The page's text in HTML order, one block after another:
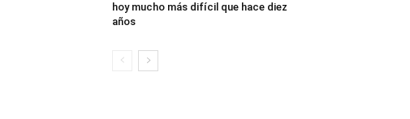
hoy mucho más difícil que hace diez
años